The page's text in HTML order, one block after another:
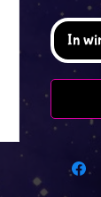
In